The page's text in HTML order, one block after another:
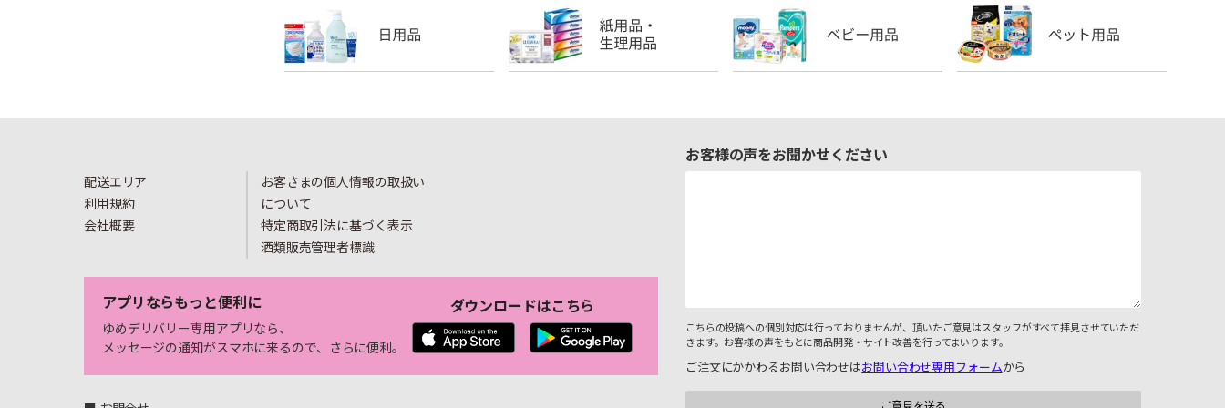
配送エリア
利用規約
会社概要
お客さまの個人情報の取扱い
について
特定商取引法に基づく表示
酒類販売管理者標識
アプリならもっと便利に
ゆめデリバリー専用アプリなら、
メッセージの通知がスマホに来るので、さらに便利。
ダウンロードはこちら
お客様の声をお聞かせください
こちらの投稿への個別対応は行っておりませんが、頂いたご意見はスタッフがすべて拝見させていただ
きます。お客様の声をもとに商品開発・サイト改善を行ってまいります。
ご注文にかかわるお問い合わせはお問い合わせ専用フォームから